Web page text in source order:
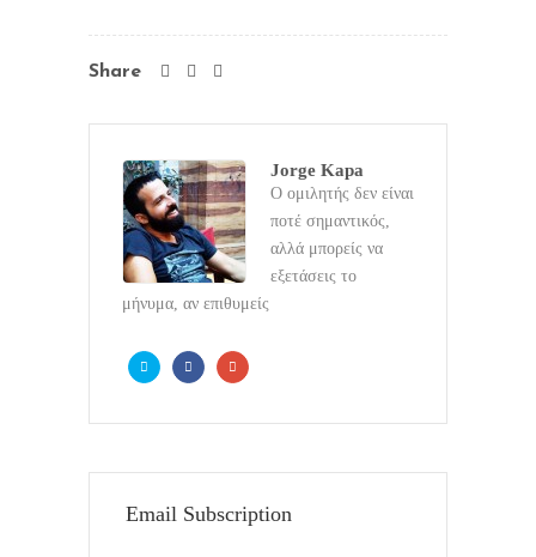
Share
Jorge Kapa
Ο ομιλητής δεν είναι
ποτέ σημαντικός,
αλλά μπορείς να
εξετάσεις το
μήνυμα, αν επιθυμείς
Email Subscription